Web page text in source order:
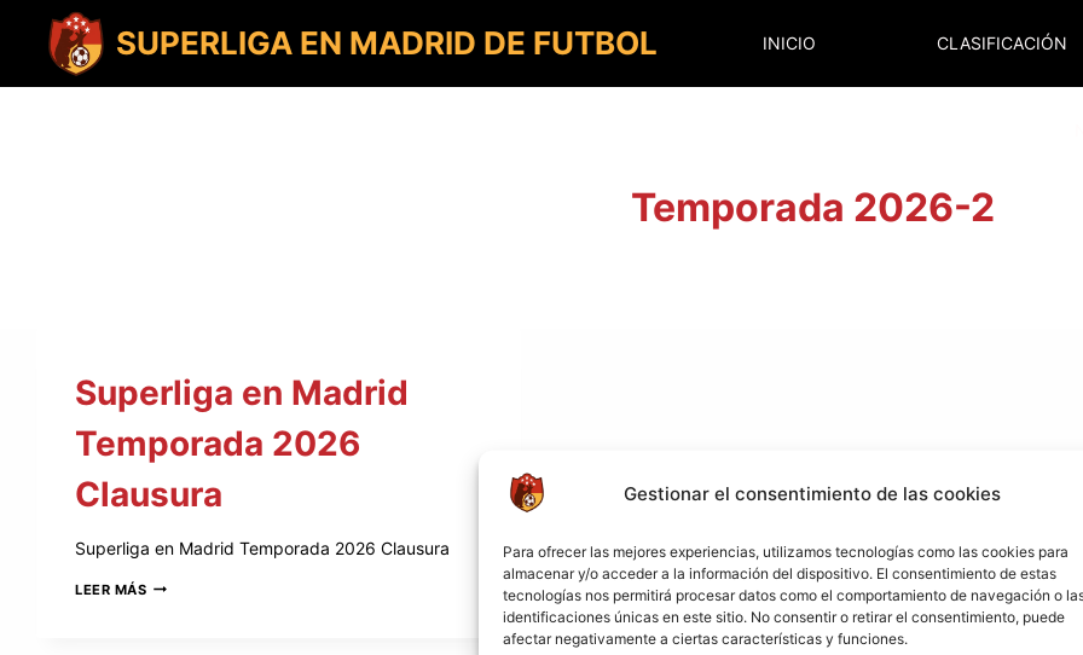
Gestionar el consentimiento de las cookies
Para ofrecer las mejores experiencias, utilizamos tecnologías como las cookies para
almacenar y/o acceder a la información del dispositivo. El consentimiento de estas
tecnologías nos permitirá procesar datos como el comportamiento de navegación o
identificaciones únicas en este sitio. No consentir o retirar el consentimiento, puede
afectar negativamente a ciertas características y funciones.
contenido
SUPERLIGA EN MADRID DE FUTBOL INICIO CLASIFICACIÓN
Temporada 2026-2
Superliga en Madrid
Temporada 2026
Clausura
Superliga en Madrid Temporada 2026 Clausura
LEER MÁSSUPERLIGA